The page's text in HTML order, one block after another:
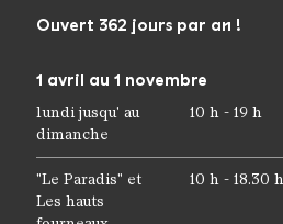
Ouvert 362 jours par an !
1 avril au 1 novembre
lundi jusqu' au
dimanche
10 h - 19 h
"Le Paradis" et
Les hauts
10 h - 18.30 h